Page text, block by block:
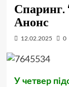
Спаринг.
Анонс
12.02.2025 0
У четвер